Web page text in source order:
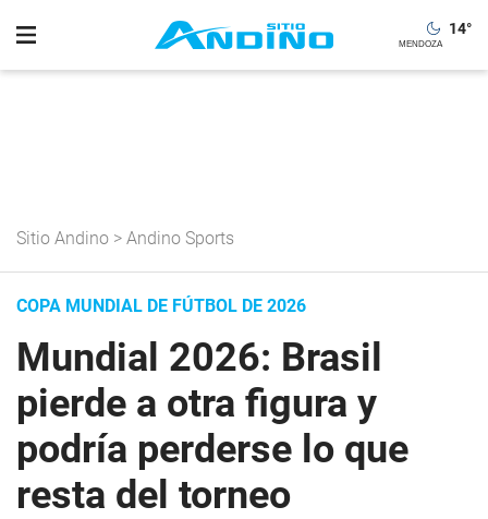
14°
Sitio Andino > Andino Sports
COPA MUNDIAL DE FÚTBOL DE 2026
Mundial 2026: Brasil
pierde a otra figura y
podría perderse lo que
resta del torneo